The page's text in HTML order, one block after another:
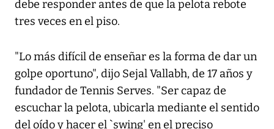
debe responder antes de que la pelota rebote
tres veces en el piso.
"Lo más difícil de enseñar es la forma de dar un
golpe oportuno", dijo Sejal Vallabh, de 17 años y
fundador de Tennis Serves. "Ser capaz de
escuchar la pelota, ubicarla mediante el sentido
del oído y hacer el `swing' en el preciso